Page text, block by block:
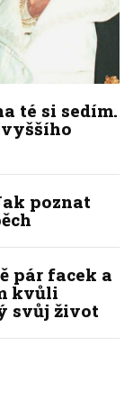
té si sedím.
poznat
pár facek a
kvůli
svůj život